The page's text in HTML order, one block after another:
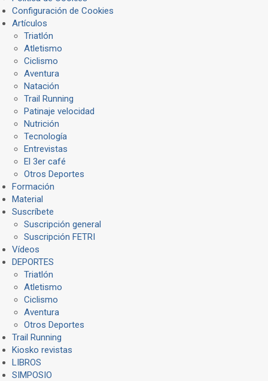
Configuración de Cookies
Artículos
Triatlón
Atletismo
Ciclismo
Aventura
Natación
Trail Running
Patinaje velocidad
Nutrición
Tecnología
Entrevistas
El 3er café
Otros Deportes
Formación
Material
Suscríbete
Suscripción general
Suscripción FETRI
Vídeos
DEPORTES
Triatlón
Atletismo
Ciclismo
Aventura
Otros Deportes
Trail Running
Kiosko revistas
LIBROS
SIMPOSIO